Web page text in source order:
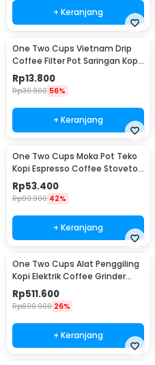
+ Keranjang
One Two Cups Vietnam Drip
Coffee Filter Pot Saringan Kopi
180ml 8Q - LC1
Rp13.800
Rp30.900 56%
+ Keranjang
One Two Cups Moka Pot Teko
Kopi Espresso Coffee Stovetop
2 Cup 100ml - Z20
Rp53.400
Rp90.900 42%
+ Keranjang
One Two Cups Alat Penggiling
Kopi Elektrik Coffee Grinder
Adjustable - 600N
Rp511.600
Rp690.900 26%
+ Keranjang